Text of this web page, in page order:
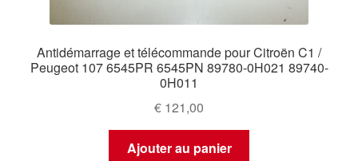
Antidémarrage et télécommande pour Citroën C1 /
Peugeot 107 6545PR 6545PN 89780-0H021 89740-
0H011
€ 121,00
Ajouter au panier